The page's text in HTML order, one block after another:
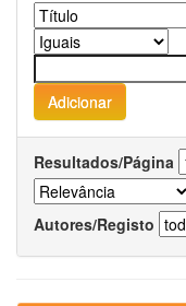
Resultados/Página
Autores/Registo